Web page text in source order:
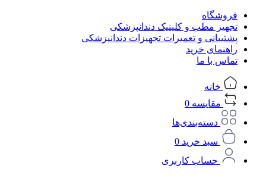
فروشگاه
تجهیز مطب و کلینیک دندانپزشکی
پشتیبانی و تعمیرات تجهیزات دندانپزشکی
راهنمای خرید
تماس با ما
خانه
مقایسه 0
دسته‌بندی‌ها
سبد خرید 0
حساب کاربری